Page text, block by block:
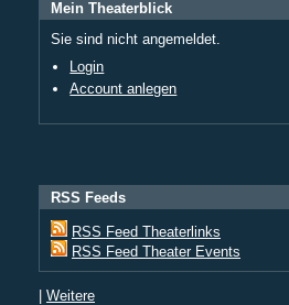
Mein Theaterblick
Sie sind nicht angemeldet.
Login
Account anlegen
RSS Feeds
RSS Feed Theaterlinks
RSS Feed Theater Events
| Weitere